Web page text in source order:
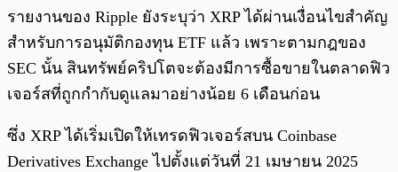
รายงานของ Ripple ยังระบุว่า XRP ได้ผ่านเงื่อนไขสำคัญ
สำหรับการอนุมัติกองทุน ETF แล้ว เพราะตามกฎของ
SEC นั้น สินทรัพย์คริปโตจะต้องมีการซื้อขายในตลาดฟิว
เจอร์สที่ถูกกำกับดูแลมาอย่างน้อย 6 เดือนก่อน
ซึ่ง XRP ได้เริ่มเปิดให้เทรดฟิวเจอร์สบน Coinbase
Derivatives Exchange ไปตั้งแต่วันที่ 21 เมษายน 2025